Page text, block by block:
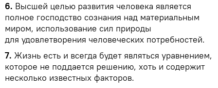
6. Высшей целью развития человека является
полное господство сознания над материальным
миром, использование сил природы
для удовлетворения человеческих потребностей.
7. Жизнь есть и всегда будет являться уравнением,
которое не поддается решению, хоть и содержит
несколько известных факторов.